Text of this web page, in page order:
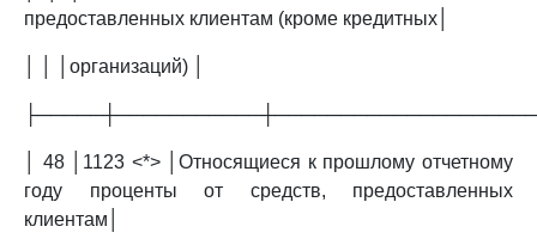
предоставленных клиентам (кроме кредитных│
│ │ │организаций) │
│ 48 │1123 <*> │Относящиеся к прошлому отчетному
году проценты от средств, предоставленных
клиентам│